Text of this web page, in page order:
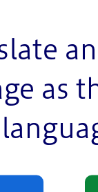
as
が可能です。
該当している方